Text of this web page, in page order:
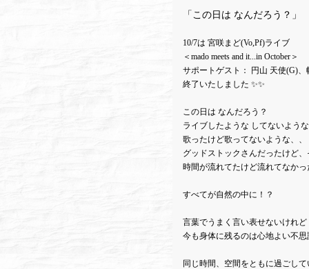
「この日は なんだろう？」
10/7は 宮咲まど(Vo,Pf)ライブ
＜mado meets and it...in October＞
サポートゲスト： 円山 天使(G)
終了いたしました ✨✨
この日は なんだろう？
ライブしたような してないよう
歌ったけど歌ってないような、、
グッドストックさんだったけど
時間が流れてたけど流れてなか
すべてが自然の中に！？
言葉でうまく言い表せないけれど
今も身体に残るのは心地よい不
同じ時間、空間をともに過ごし